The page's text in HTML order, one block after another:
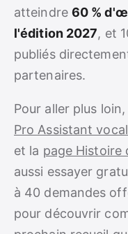
atteindre 60 %
l'édition 2027, et
publiés
partenaires.
Pour aller plus
Pro Assistant
et la page Histoire
aussi essayer
à 40 demandes
pour découvrir